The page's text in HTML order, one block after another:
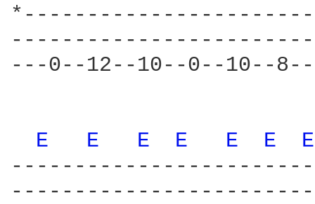
---0--12--10--0--10--
E E E E E E